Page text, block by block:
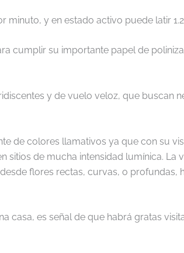
y en estado activo puede latir
cumplir su importante papel de
y de vuelo veloz, que buscan
de colores llamativos ya que con su
de mucha intensidad lumínica. La
flores rectas, curvas, o profundas,
casa, es señal de que habrá gratas